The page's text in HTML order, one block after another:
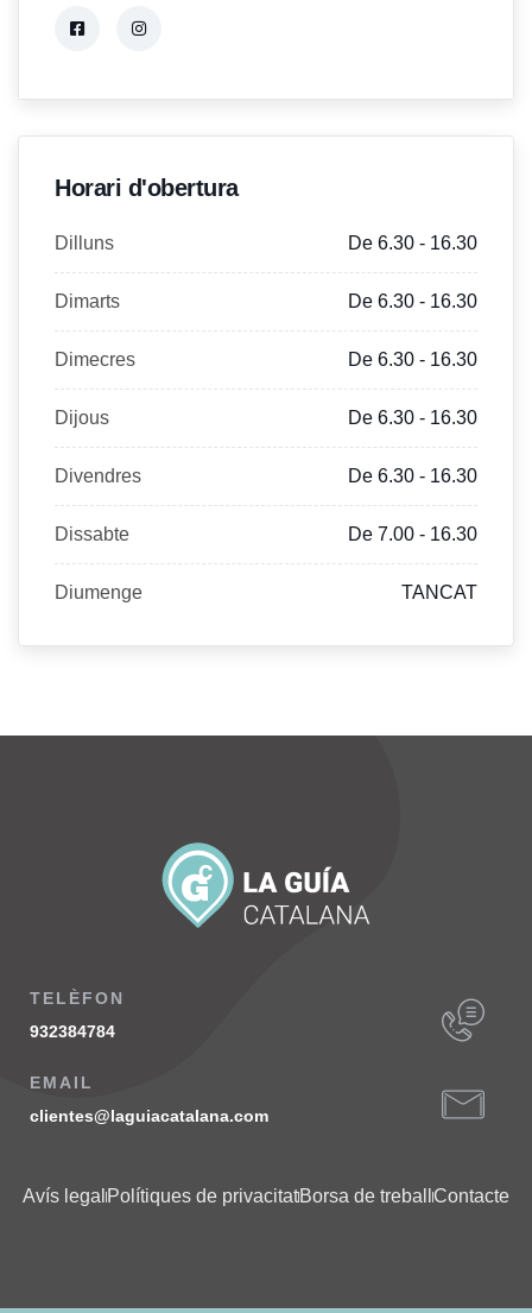
Horari d'obertura
Dilluns De 6.30 - 16.30
Dimarts De 6.30 - 16.30
Dimecres De 6.30 - 16.30
Dijous De 6.30 - 16.30
Divendres De 6.30 - 16.30
Dissabte De 7.00 - 16.30
Diumenge TANCAT
TELÈFON
932384784
EMAIL
clientes@laguiacatalana.com
Avís legal Polítiques de privacitatBorsa de treball Contacte